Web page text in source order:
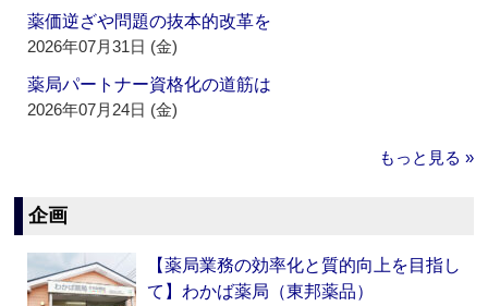
薬価逆ざや問題の抜本的改革を
2026年07月31日 (金)
薬局パートナー資格化の道筋は
2026年07月24日 (金)
もっと見る »
企画
【薬局業務の効率化と質的向上を目指し
て】わかば薬局（東邦薬品）